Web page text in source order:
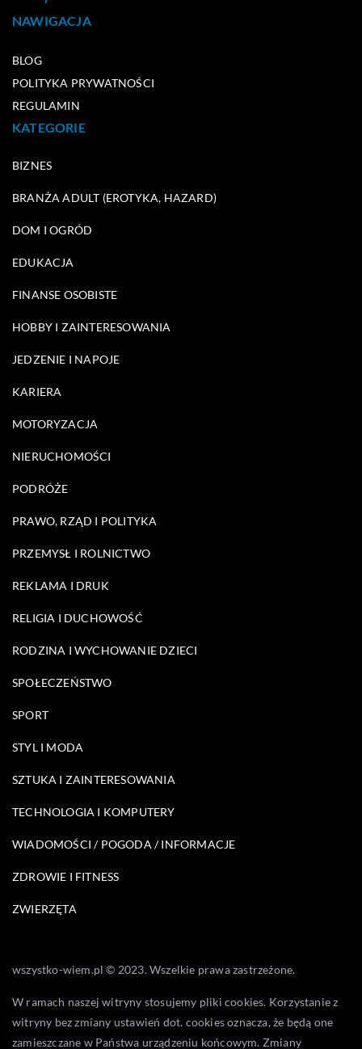
NAWIGACJA
BLOG
POLITYKA PRYWATNOŚCI
REGULAMIN
KATEGORIE
BIZNES
BRANŻA ADULT (EROTYKA, HAZARD)
DOM I OGRÓD
EDUKACJA
FINANSE OSOBISTE
HOBBY I ZAINTERESOWANIA
JEDZENIE I NAPOJE
KARIERA
MOTORYZACJA
NIERUCHOMOŚCI
PODRÓŻE
PRAWO, RZĄD I POLITYKA
PRZEMYSŁ I ROLNICTWO
REKLAMA I DRUK
RELIGIA I DUCHOWOŚĆ
RODZINA I WYCHOWANIE DZIECI
SPOŁECZEŃSTWO
SPORT
STYL I MODA
SZTUKA I ZAINTERESOWANIA
TECHNOLOGIA I KOMPUTERY
WIADOMOŚCI / POGODA / INFORMACJE
ZDROWIE I FITNESS
ZWIERZĘTA
wszystko-wiem.pl © 2023. Wszelkie prawa zastrzeżone.
W ramach naszej witryny stosujemy pliki cookies. Korzystanie z
witryny bez zmiany ustawień dot. cookies oznacza, że będą one
zamieszczane w Państwa urządzeniu końcowym. Zmiany